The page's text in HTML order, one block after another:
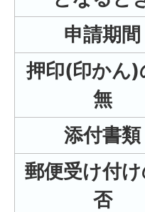
申請期間
押印(印かん)
無
添付書類
郵便受け付
否